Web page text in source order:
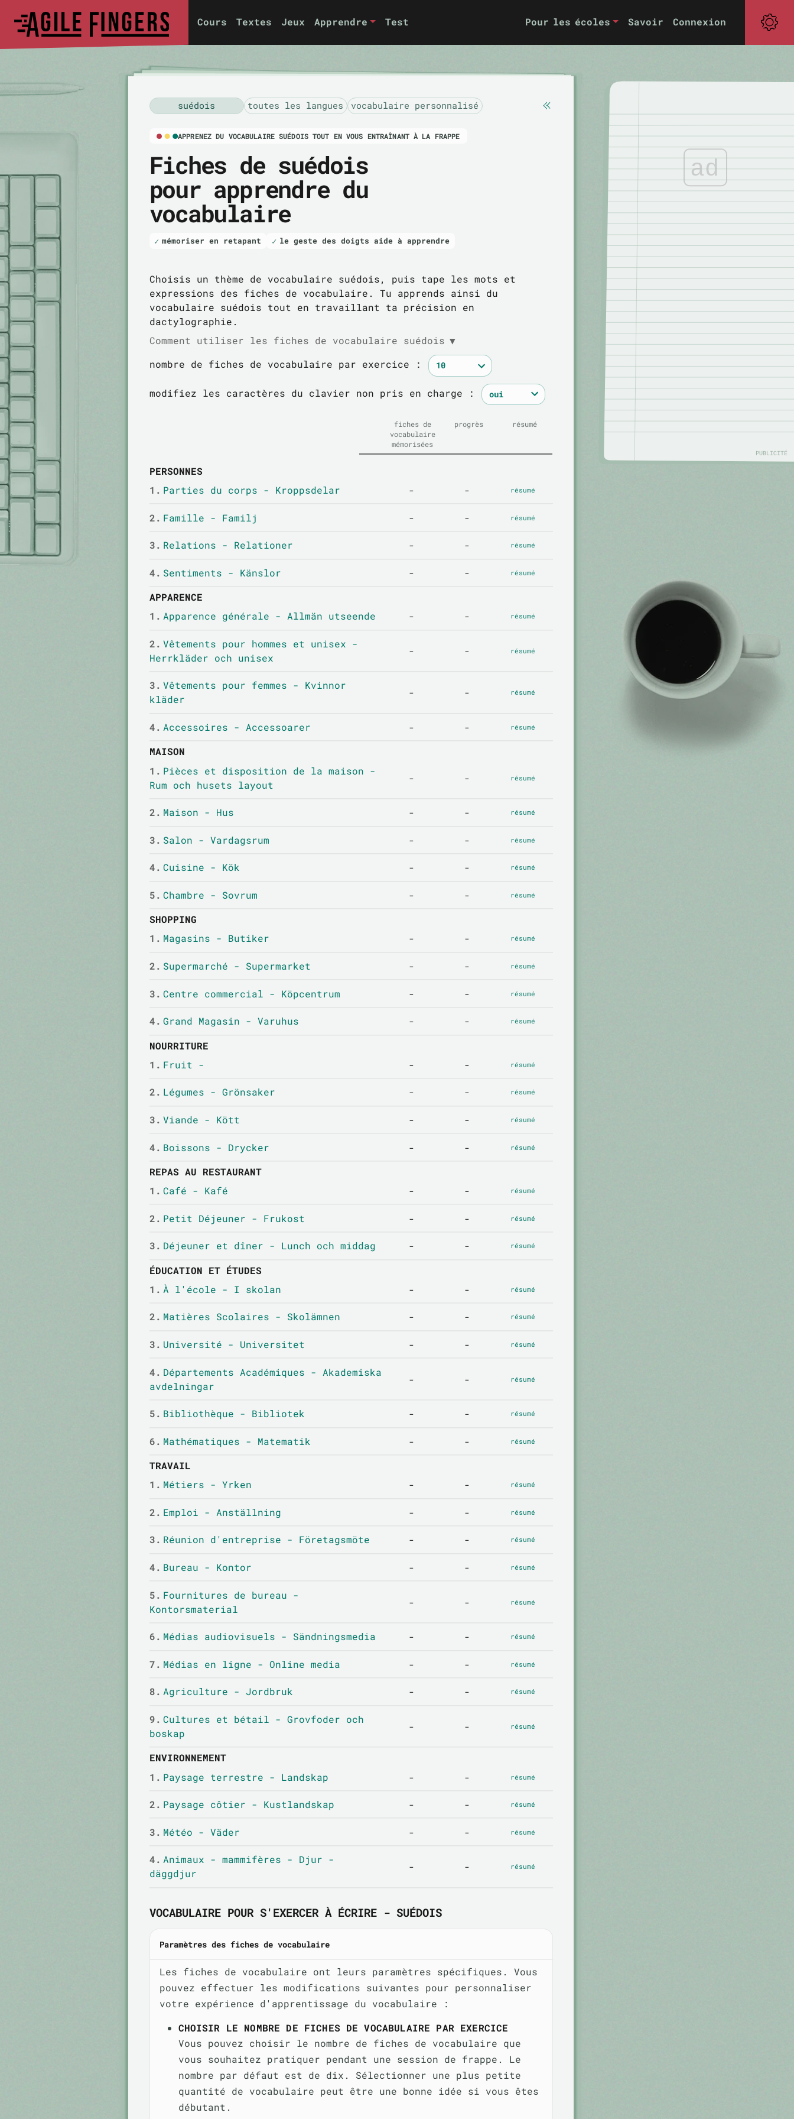
Cours Textes Jeux Apprendre Test Pour les écoles Savoir Connexion
suédois toutes les langues vocabulaire personnalisé
APPRENEZ DU VOCABULAIRE SUÉDOIS TOUT EN VOUS ENTRAÎNANT À LA FRAPPE
Fiches de suédois
pour apprendre du
vocabulaire
mémoriser en retapant le geste des doigts aide à apprendre
Choisis un thème de vocabulaire suédois, puis tape les mots et
expressions des fiches de vocabulaire. Tu apprends ainsi du
vocabulaire suédois tout en travaillant ta précision en
dactylographie.
Comment utiliser les fiches de vocabulaire suédois ▼
nombre de fiches de vocabulaire par exercice :
modifiez les caractères du clavier non pris en charge :
fiches de
vocabulaire
mémorisées
progrès résumé
PERSONNES
1. Parties du corps - Kroppsdelar - - résumé
2. Famille - Familj - - résumé
3. Relations - Relationer - - résumé
4. Sentiments - Känslor - - résumé
APPARENCE
1. Apparence générale - Allmän utseende - - résumé
2. Vêtements pour hommes et unisex -
Herrkläder och unisex
- - résumé
3. Vêtements pour femmes - Kvinnor
kläder
- - résumé
4. Accessoires - Accessoarer - - résumé
MAISON
1. Pièces et disposition de la maison -
Rum och husets layout
- - résumé
2. Maison - Hus - - résumé
3. Salon - Vardagsrum - - résumé
4. Cuisine - Kök - - résumé
5. Chambre - Sovrum - - résumé
SHOPPING
1. Magasins - Butiker - - résumé
2. Supermarché - Supermarket - - résumé
3. Centre commercial - Köpcentrum - - résumé
4. Grand Magasin - Varuhus - - résumé
NOURRITURE
1. Fruit - - - résumé
2. Légumes - Grönsaker - - résumé
3. Viande - Kött - - résumé
4. Boissons - Drycker - - résumé
REPAS AU RESTAURANT
1. Café - Kafé - - résumé
2. Petit Déjeuner - Frukost - - résumé
3. Déjeuner et dîner - Lunch och middag - - résumé
ÉDUCATION ET ÉTUDES
1. À l'école - I skolan - - résumé
2. Matières Scolaires - Skolämnen - - résumé
3. Université - Universitet - - résumé
4. Départements Académiques - Akademiska
avdelningar
- - résumé
5. Bibliothèque - Bibliotek - - résumé
6. Mathématiques - Matematik - - résumé
TRAVAIL
1. Métiers - Yrken - - résumé
2. Emploi - Anställning - - résumé
3. Réunion d'entreprise - Företagsmöte - - résumé
4. Bureau - Kontor - - résumé
5. Fournitures de bureau -
Kontorsmaterial
- - résumé
6. Médias audiovisuels - Sändningsmedia - - résumé
7. Médias en ligne - Online media - - résumé
8. Agriculture - Jordbruk - - résumé
9. Cultures et bétail - Grovfoder och
boskap
- - résumé
ENVIRONNEMENT
1. Paysage terrestre - Landskap - - résumé
2. Paysage côtier - Kustlandskap - - résumé
3. Météo - Väder - - résumé
4. Animaux - mammifères - Djur -
däggdjur
- - résumé
VOCABULAIRE POUR S'EXERCER À ÉCRIRE - SUÉDOIS
Paramètres des fiches de vocabulaire
Les fiches de vocabulaire ont leurs paramètres spécifiques. Vous
pouvez effectuer les modifications suivantes pour personnaliser
votre expérience d'apprentissage du vocabulaire :
CHOISIR LE NOMBRE DE FICHES DE VOCABULAIRE PAR EXERCICE
Vous pouvez choisir le nombre de fiches de vocabulaire que
vous souhaitez pratiquer pendant une session de frappe. Le
nombre par défaut est de dix. Sélectionner une plus petite
quantité de vocabulaire peut être une bonne idée si vous êtes
débutant.
ad
PUBLICITÉ